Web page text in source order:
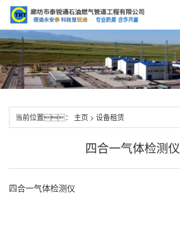
当前位置： 主页 > 设备租赁
四合一气体检测仪
四合一气体检测仪